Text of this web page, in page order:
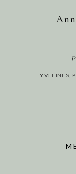
YVELINES,